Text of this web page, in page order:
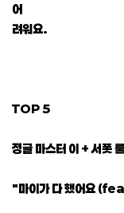
어
려워요.
TOP 5
정글 마스터 이 + 서폿
"마이가 다 했어요